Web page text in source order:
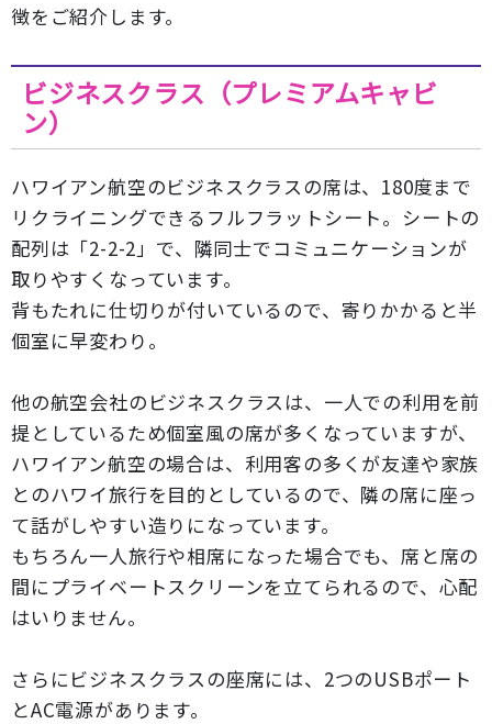
徴をご紹介します。
ビジネスクラス（プレミアムキャビ
ン）
ハワイアン航空のビジネスクラスの席は、180度まで
リクライニングできるフルフラットシート。シートの
配列は「2-2-2」で、隣同士でコミュニケーションが
取りやすくなっています。
背もたれに仕切りが付いているので、寄りかかると半
個室に早変わり。
他の航空会社のビジネスクラスは、一人での利用を前
提としているため個室風の席が多くなっていますが、
ハワイアン航空の場合は、利用客の多くが友達や家族
とのハワイ旅行を目的としているので、隣の席に座っ
て話がしやすい造りになっています。
もちろん一人旅行や相席になった場合でも、席と席の
間にプライベートスクリーンを立てられるので、心配
はいりません。
さらにビジネスクラスの座席には、2つのUSBポート
とAC電源があります。